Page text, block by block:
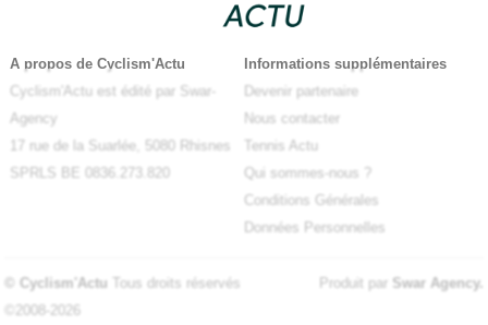
A propos de Cyclism'Actu
Cyclism'Actu est édité par Swar-
Agency
17 rue de la Suarlée, 5080 Rhisnes
SPRLS BE 0836.273.820
Informations supplémentaires
Devenir partenaire
Nous contacter
Tennis Actu
Qui sommes-nous ?
Conditions Générales
Données Personnelles
© Cyclism'Actu Tous droits réservés
©2008-2026
Produit par Swar Agency.